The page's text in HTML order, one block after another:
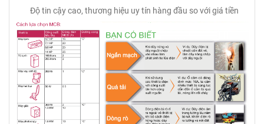
Độ tin cậy cao, thương hiệu uy tín hàng đầu so với giá tiền